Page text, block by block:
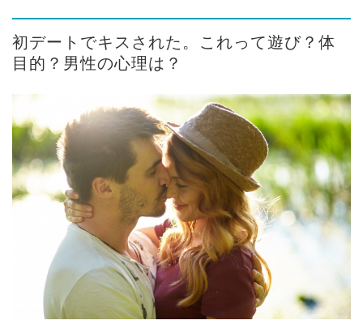
初デートでキスされた。これって遊び？体
目的？男性の心理は？